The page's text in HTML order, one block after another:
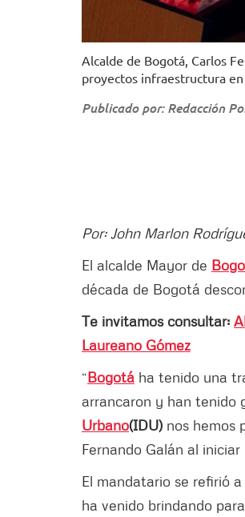
Alcalde de Bogotá, Carlos
proyectos infraestructura en
Publicado por: Redacción
Por: John Marlon
El alcalde Mayor de
década de Bogotá
Te invitamos consultar:
Laureano Gómez
“Bogotá ha tenido una
arrancaron y han tenido
Urbano(IDU) nos hemos
Fernando Galán al
El mandatario se refirió
ha venido brindando